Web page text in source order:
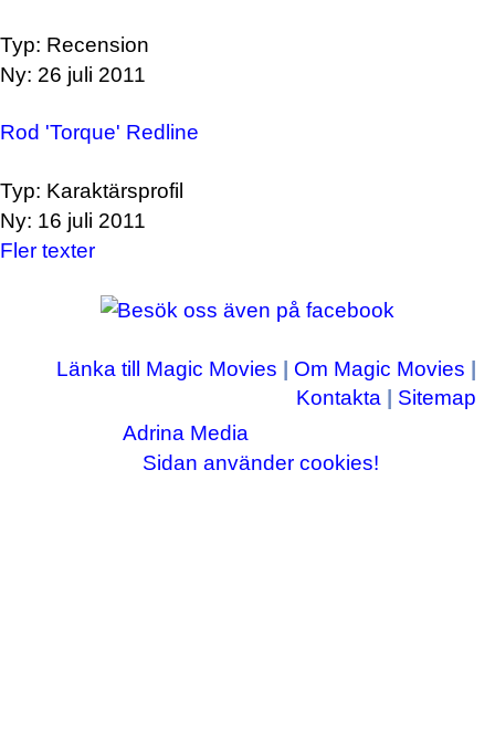
Typ: Recension
Ny: 26 juli 2011
Rod 'Torque' Redline
Typ: Karaktärsprofil
Ny: 16 juli 2011
Fler texter
Länka till Magic Movies Om Magic Movies
Kontakta
Sitemap
Copyright © 2003-2026Adrina Media
Sidan använder cookies!